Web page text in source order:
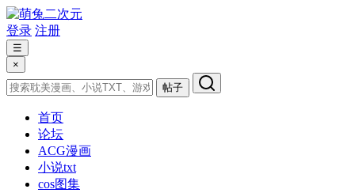
登录 注册
☰
×
帖子
首页
论坛
ACG漫画
小说txt
cos图集